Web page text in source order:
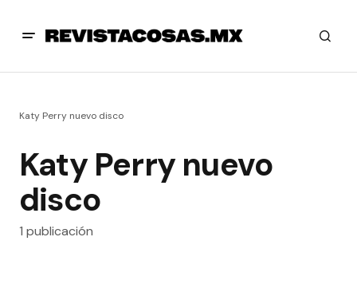
Katy Perry nuevo disco
Katy Perry nuevo
disco
1 publicación